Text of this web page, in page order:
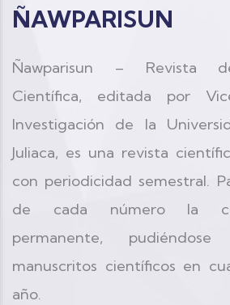
ÑAWPARISUN
Ñawparisun – Revista
Científica, editada por
Investigación de la
Juliaca, es una revista
con periodicidad semestral.
de cada número la
permanente,
manuscritos científicos en
año.